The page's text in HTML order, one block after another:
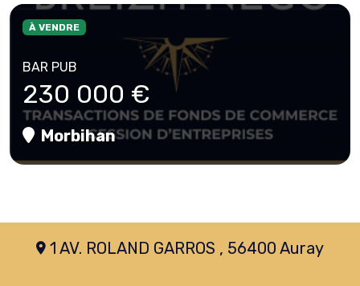
À VENDRE
BAR PUB
230 000 €
Morbihan
1 AV. ROLAND GARROS , 56400 Auray